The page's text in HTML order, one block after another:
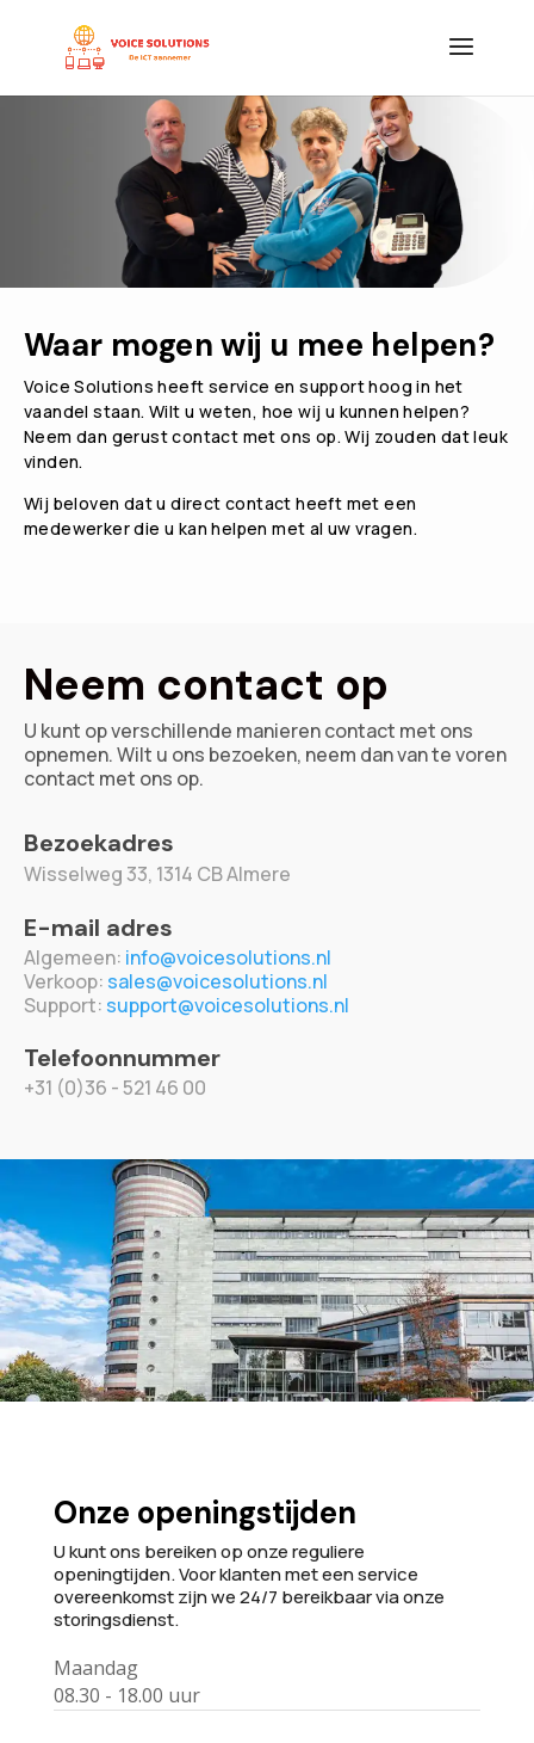
Waar mogen wij u mee helpen?
Voice Solutions heeft service en support hoog in het
vaandel staan. Wilt u weten, hoe wij u kunnen helpen?
Neem dan gerust contact met ons op. Wij zouden dat leuk
vinden.
Wij beloven dat u direct contact heeft met een
medewerker die u kan helpen met al uw vragen.
Neem contact op
U kunt op verschillende manieren contact met ons
opnemen. Wilt u ons bezoeken, neem dan van te voren
contact met ons op.
Bezoekadres
Wisselweg 33, 1314 CB Almere
E-mail adres
Algemeen: info@voicesolutions.nl
Verkoop: sales@voicesolutions.nl
Support: support@voicesolutions.nl
Telefoonnummer
+31 (0)36 - 521 46 00
Onze openingstijden
U kunt ons bereiken op onze reguliere
openingtijden. Voor klanten met een service
overeenkomst zijn we 24/7 bereikbaar via onze
storingsdienst.
Maandag
08.30 - 18.00 uur